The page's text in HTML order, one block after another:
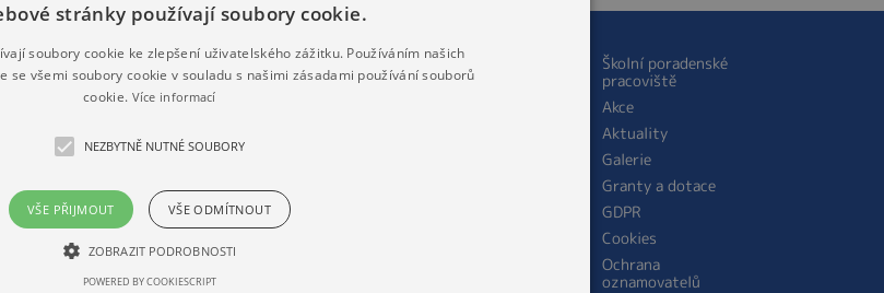
MATEŘSKÁ ŠKOLA
O mateřské škole
mateřské školy
Aktuality
Péče o zdraví
a rozvoj dítěte
Práva dětí a rodičů
Pedagogické zásady
ŠKOLNÍ DRUŽINA
O školní družině
školní družiny
Aktuality
Akce
ŠKOLNÍ JÍDELNA
Školní poradenské
pracoviště
Akce
Aktuality
Galerie
Granty a dotace
GDPR
Cookies
Ochrana
oznamovatelů
stránky používají soubory cookie.
soubory cookie ke zlepšení uživatelského zážitku. Používáním našich
se všemi soubory cookie v souladu s našimi zásadami používání souborů
cookie. Více informací
NEZBYTNĚ NUTNÉ SOUBORY
VŠE PŘIJMOUT VŠE ODMÍTNOUT
ZOBRAZIT PODROBNOSTI
POWERED BY COOKIESCRIPT